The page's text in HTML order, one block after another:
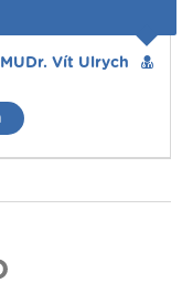
MUDr. Vít Ulrych